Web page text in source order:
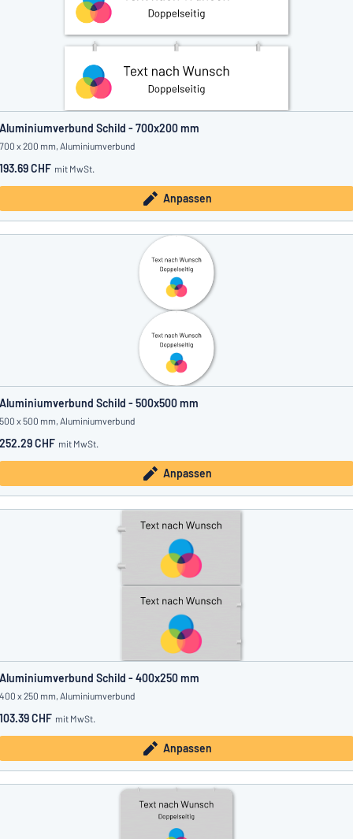
Aluminiumverbund Schild - 700x200 mm
700 x 200 mm, Aluminiumverbund
193.69 CHF mit MwSt.
Anpassen
Aluminiumverbund Schild - 500x500 mm
500 x 500 mm, Aluminiumverbund
252.29 CHF mit MwSt.
Anpassen
Aluminiumverbund Schild - 400x250 mm
400 x 250 mm, Aluminiumverbund
103.39 CHF mit MwSt.
Anpassen